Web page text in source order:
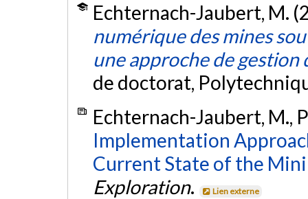
Echternach-Jaubert, M.
numérique des mines
une approche de
de doctorat,
Echternach-Jaubert, M.,
Implementation
Current State of the
Exploration. Lien externe